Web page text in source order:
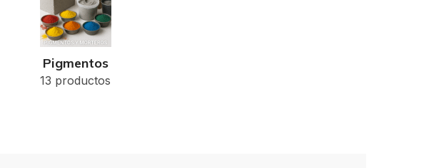
Pigmentos
13 productos